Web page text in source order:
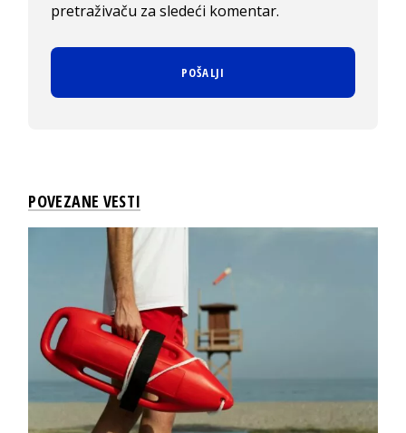
pretraživaču za sledeći komentar.
POVEZANE VESTI